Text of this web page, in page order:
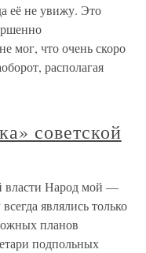
её не увижу. Это
мог, что очень скоро
располагая
советской
власти Народ мой —
являлись только
планов
подпольных